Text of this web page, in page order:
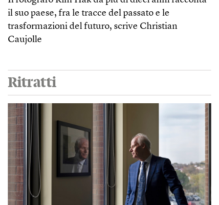
il suo paese, fra le tracce del passato e le
trasformazioni del futuro, scrive Christian
Caujolle
Ritratti